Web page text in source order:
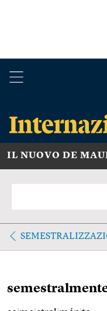
IL NUOVO DE